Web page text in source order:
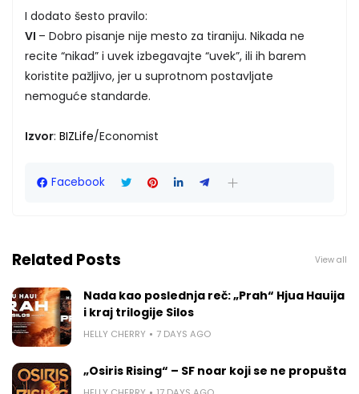
I dodato šesto pravilo:
VI – Dobro pisanje nije mesto za tiraniju. Nikada ne
recite “nikad” i uvek izbegavajte “uvek”, ili ih barem
koristite pažljivo, jer u suprotnom postavljate
nemoguće standarde.
Izvor: BIZLife/Economist
Facebook
Related Posts View all
Nada kao poslednja reč: „Prah“ Hjua Hauija
i kraj trilogije Silos
HELLY CHERRY 7 DAYS AGO
„Osiris Rising“ – SF noar koji se ne propušta